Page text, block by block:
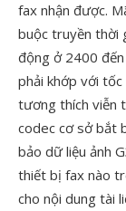
fax nhận được.
buộc truyền thời
động ở 2400
phải khớp với
tương thích viễn
codec cơ sở bắt
bảo dữ liệu ảnh
thiết bị fax nào
cho nội dung tài